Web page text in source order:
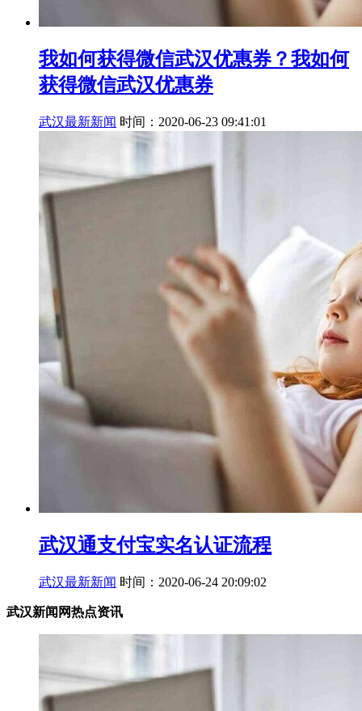
我如何获得微信武汉优惠券？我如何
获得微信武汉优惠券
武汉最新新闻 时间：2020-06-23 09:41:01
武汉通支付宝实名认证流程
武汉最新新闻 时间：2020-06-24 20:09:02
武汉新闻网热点资讯